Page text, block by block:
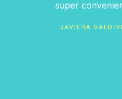
problema que tenía en las